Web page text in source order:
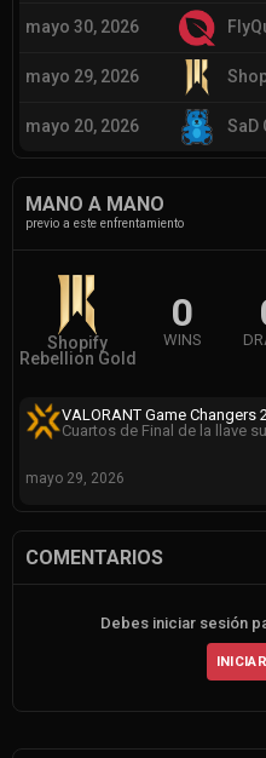
mayo 30, 2026
mayo 29, 2026
mayo 20, 2026 SaD
MANO A MANO
previo a este enfrentamiento
Shopify
Rebellion Gold
0
WINS
VALORANT Game Changers
Cuartos de Final de la llave
mayo 29, 2026
COMENTARIOS
Debes iniciar sesión